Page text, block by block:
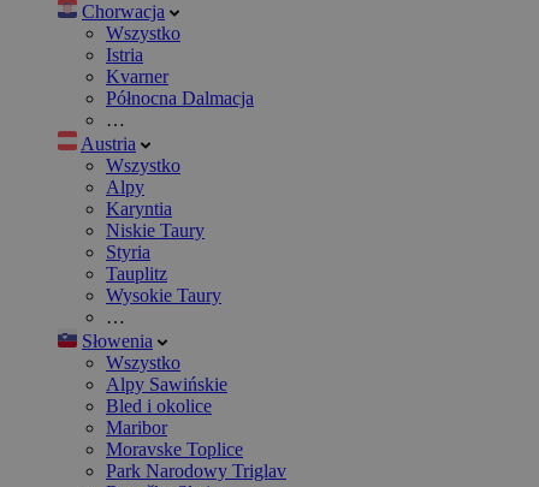
Chorwacja
Wszystko
Istria
Kvarner
Północna Dalmacja
…
Austria
Wszystko
Alpy
Karyntia
Niskie Taury
Styria
Tauplitz
Wysokie Taury
…
Słowenia
Wszystko
Alpy Sawińskie
Bled i okolice
Maribor
Moravske Toplice
Park Narodowy Triglav